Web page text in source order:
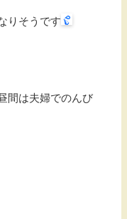
りそうです
間は夫婦でのんび